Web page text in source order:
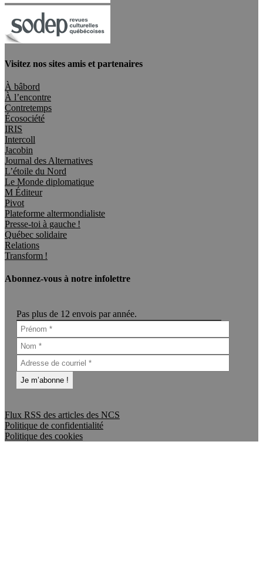
Visitez nos sites amis et partenaires
À bâbord
À l’encontre
Contretemps
Écosociété
IRIS
Intercoll
Jacobin
Journal des Alternatives
L’étoile du Nord
Le Monde diplomatique
M Éditeur
Pivot
Plateforme altermondialiste
Presse-toi à gauche !
Québec solidaire
Relations
Transform !
Abonnez-vous à notre infolettre
Pas plus de 12 envois par année.
Flux RSS des articles des NCS
Politique de confidentialité
Politique des cookies